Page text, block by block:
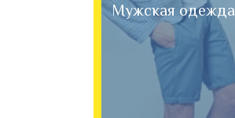
Мужская одежда